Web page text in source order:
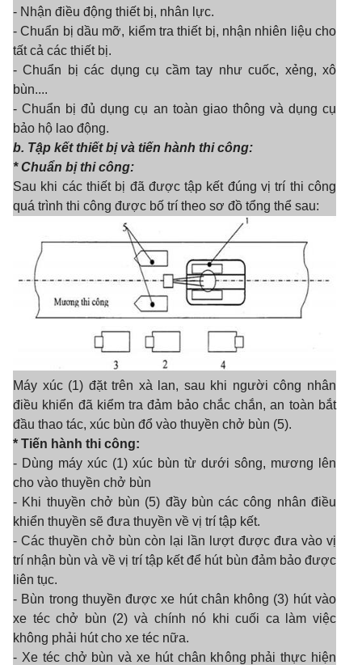
- Nhận điều động thiết bị, nhân lực.
- Chuẩn bị dầu mỡ, kiểm tra thiết bị, nhận nhiên liệu cho
tất cả các thiết bị.
- Chuẩn bị các dụng cụ cầm tay như cuốc, xẻng, xô
bùn....
- Chuẩn bị đủ dụng cụ an toàn giao thông và dụng cụ
bảo hộ lao động.
b. Tập kết thiết bị và tiến hành thi công:
* Chuẩn bị thi công:
Sau khi các thiết bị đã được tập kết đúng vị trí thi công
quá trình thi công được bố trí theo sơ đồ tổng thể sau:
Máy xúc (1) đặt trên xà lan, sau khi người công nhân
điều khiển đã kiểm tra đảm bảo chắc chắn, an toàn bắt
đầu thao tác, xúc bùn đổ vào thuyền chở bùn (5).
* Tiến hành thi công:
- Dùng máy xúc (1) xúc bùn từ dưới sông, mương lên
cho vào thuyền chở bùn
- Khi thuyền chở bùn (5) đầy bùn các công nhân điều
khiển thuyền sẽ đưa thuyền về vị trí tập kết.
- Các thuyền chở bùn còn lại lần lượt được đưa vào vị
trí nhận bùn và về vị trí tập kết để hút bùn đảm bảo được
liên tục.
- Bùn trong thuyền được xe hút chân không (3) hút vào
xe téc chở bùn (2) và chính nó khi cuối ca làm việc
không phải hút cho xe téc nữa.
- Xe téc chở bùn và xe hút chân không phải thực hiện